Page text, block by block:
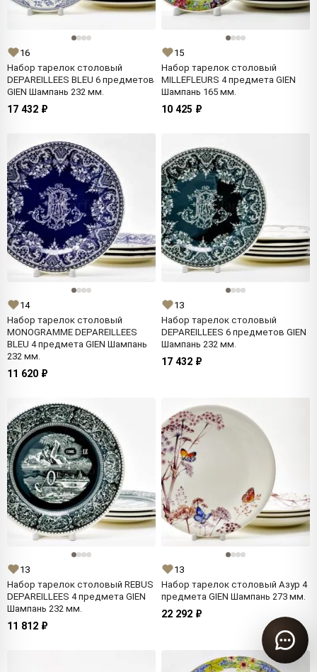
16
Набор тарелок столовый
DEPAREILLEES BLEU 6 предметов
GIEN Шампань 232 мм.
17 432 ₽
15
Набор тарелок столовый
MILLEFLEURS 4 предмета GIEN
Шампань 165 мм.
10 425 ₽
14
Набор тарелок столовый
MONOGRAMME DEPAREILLEES
BLEU 4 предмета GIEN Шампань
232 мм.
11 620 ₽
13
Набор тарелок столовый
DEPAREILLEES 6 предметов GIEN
Шампань 232 мм.
17 432 ₽
13
Набор тарелок столовый REBUS
DEPAREILLEES 4 предмета GIEN
Шампань 232 мм.
11 812 ₽
13
Набор тарелок столовый Азур 4
предмета GIEN Шампань 273 мм.
22 292 ₽